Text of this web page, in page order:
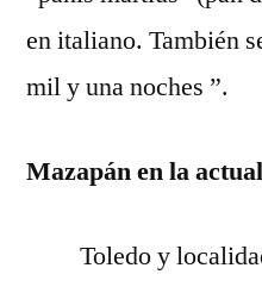
en italiano. También
mil y una noches ”.
Mazapán en la
Toledo y